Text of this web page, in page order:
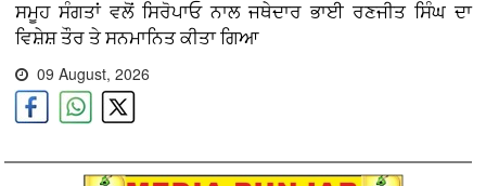
ਸਮੂਹ ਸੰਗਤਾਂ ਵਲੋਂ ਸਿਰੋਪਾਓ ਨਾਲ ਜਥੇਦਾਰ ਭਾਈ ਰਣਜੀਤ ਸਿੰਘ ਦਾ
ਵਿਸ਼ੇਸ਼ ਤੌਰ ਤੇਸਨਮਾਨਿਤ ਕੀਤਾ ਗਿਆ
09 August, 2026